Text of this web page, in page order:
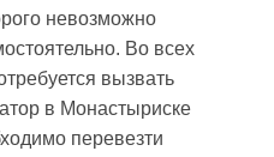
невозможно
Во всех
вызвать
в Монастыриске
перевезти